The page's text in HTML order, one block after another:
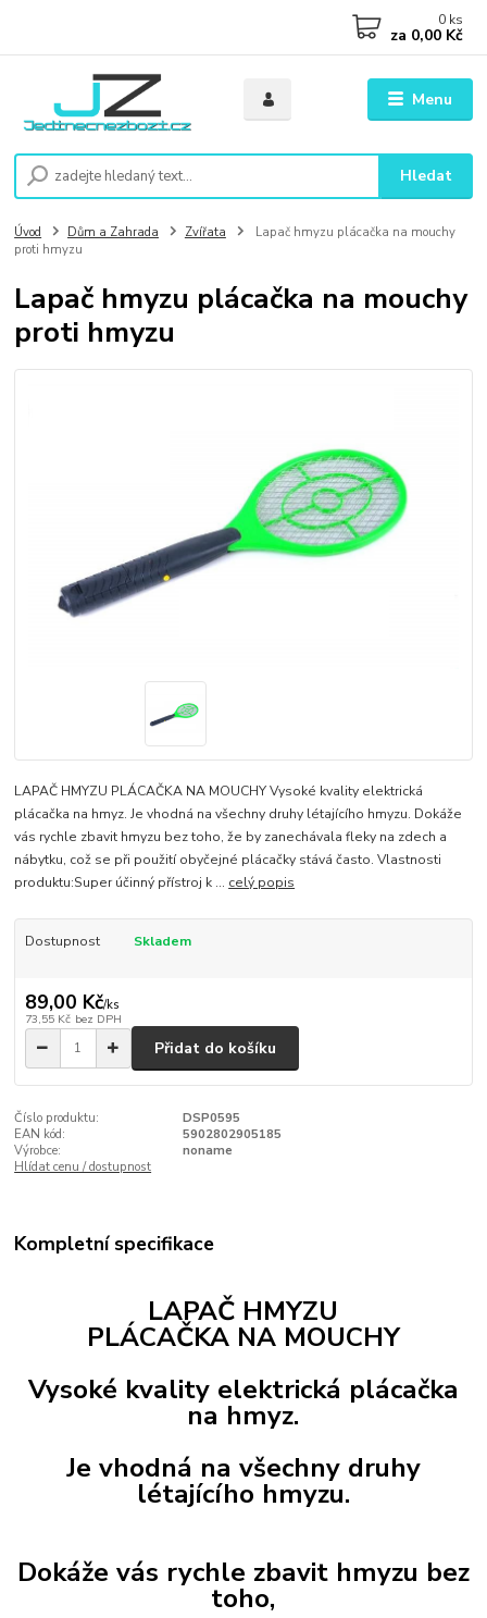
Menu
Hledat
0 ks
za 0,00 Kč
Úvod Dům a Zahrada Zvířata
Lapač hmyzu plácačka na mouchy
proti hmyzu
Lapač hmyzu plácačka na mouchy
proti hmyzu
LAPAČ HMYZU PLÁCAČKA NA MOUCHY Vysoké kvality elektrická
plácačka na hmyz. Je vhodná na všechny druhy létajícího hmyzu. Dokáže
vás rychle zbavit hmyzu bez toho, že by zanechávala fleky na zdech a
nábytku, což se při použití obyčejné plácačky stává často. Vlastnosti
produktu:Super účinný přístroj k ... celý popis
Dostupnost Skladem
89,00 Kč/ks
73,55 Kč bez DPH
Přidat do košíku
Číslo produktu:
DSP0595
EAN kód:
5902802905185
Výrobce:
noname
Hlídat cenu / dostupnost
Kompletní specifikace
LAPAČ HMYZU
PLÁCAČKA NA MOUCHY
Vysoké kvalityelektrická plácačka
na hmyz.
Je vhodná na všechny druhy
létajícího hmyzu.
Dokáže vás rychle zbavit hmyzu bez
toho,